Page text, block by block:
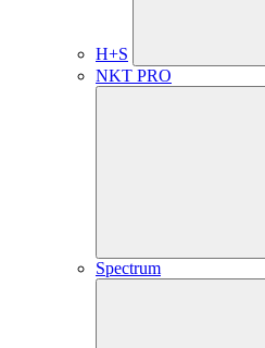
H+S
NKT PRO
Spectrum